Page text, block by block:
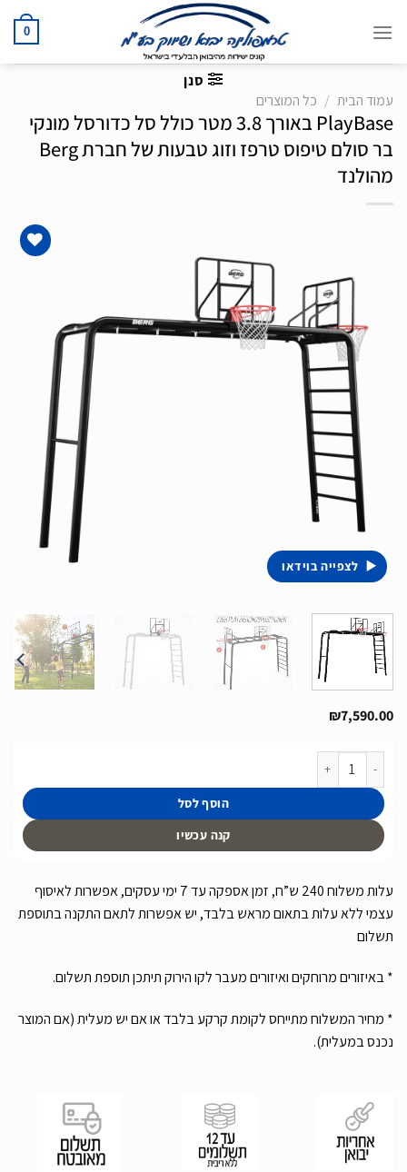
0
סנן
עמוד הבית
/ כל המוצרים
PlayBase באורך 3.8 מטר כולל סל כדורסל מונקי
בר סולם טיפוס טרפז וזוג טבעות של חברת Berg
מהולנד
לצפייה בוידאו
₪7,590.00
כמות של PlayBase באורך 3.8 מטר כולל סל כדורסל מונקי בר סולם טיפוס טרפז וזוג טבעות של חברת Berg מהולנד
הוסף לסל
קנה עכשיו
עלות משלוח 240 ש”ח, זמן אספקה עד 7 ימי עסקים, אפשרות לאיסוף
עצמי ללא עלות בתאום מראש בלבד, יש אפשרות לתאם התקנה בתוספת
תשלום
* באיזורים מרוחקים ואיזורים מעבר לקו הירוק תיתכן תוספת תשלום.
* מחיר המשלוח מתייחס לקומת קרקע בלבד או אם יש מעלית (אם המוצר
נכנס במעלית).